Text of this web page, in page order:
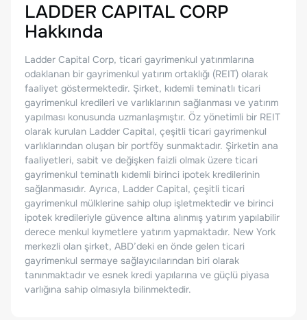
LADDER CAPITAL CORP
Hakkında
Ladder Capital Corp, ticari gayrimenkul yatırımlarına
odaklanan bir gayrimenkul yatırım ortaklığı (REIT) olarak
faaliyet göstermektedir. Şirket, kıdemli teminatlı ticari
gayrimenkul kredileri ve varlıklarının sağlanması ve yatırım
yapılması konusunda uzmanlaşmıştır. Öz yönetimli bir REIT
olarak kurulan Ladder Capital, çeşitli ticari gayrimenkul
varlıklarından oluşan bir portföy sunmaktadır. Şirketin ana
faaliyetleri, sabit ve değişken faizli olmak üzere ticari
gayrimenkul teminatlı kıdemli birinci ipotek kredilerinin
sağlanmasıdır. Ayrıca, Ladder Capital, çeşitli ticari
gayrimenkul mülklerine sahip olup işletmektedir ve birinci
ipotek kredileriyle güvence altına alınmış yatırım yapılabilir
derece menkul kıymetlere yatırım yapmaktadır. New York
merkezli olan şirket, ABD’deki en önde gelen ticari
gayrimenkul sermaye sağlayıcılarından biri olarak
tanınmaktadır ve esnek kredi yapılarına ve güçlü piyasa
varlığına sahip olmasıyla bilinmektedir.